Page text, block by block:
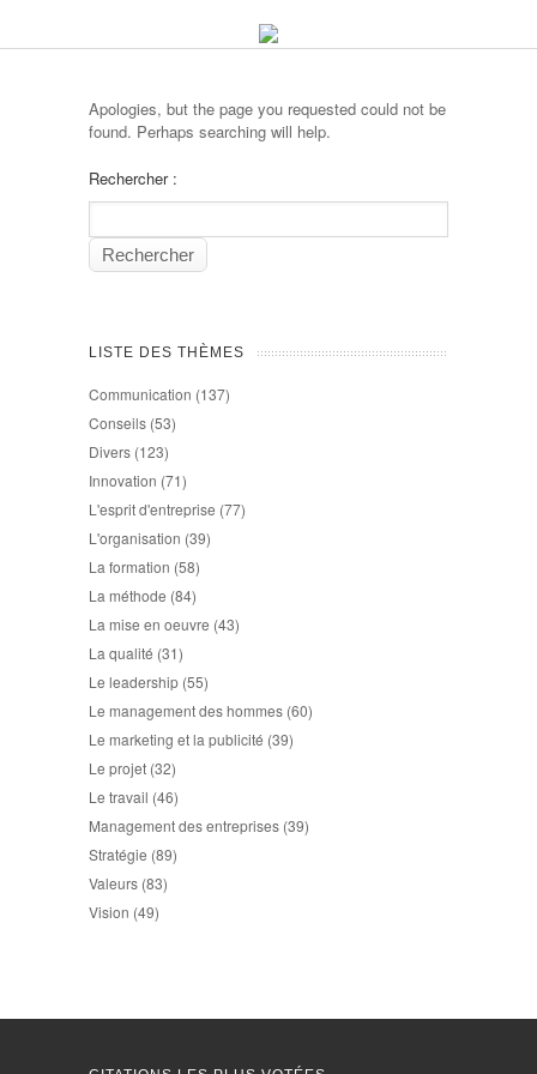
Apologies, but the page you requested could not be
found. Perhaps searching will help.
Rechercher :
LISTE DES THÈMES
Communication (137)
Conseils (53)
Divers (123)
Innovation (71)
L'esprit d'entreprise (77)
L'organisation (39)
La formation (58)
La méthode (84)
La mise en oeuvre (43)
La qualité (31)
Le leadership (55)
Le management des hommes (60)
Le marketing et la publicité (39)
Le projet (32)
Le travail (46)
Management des entreprises (39)
Stratégie (89)
Valeurs (83)
Vision (49)